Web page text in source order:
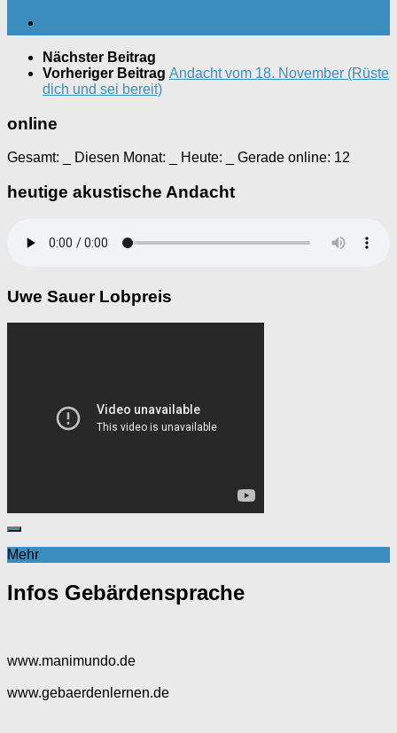
Nächster Beitrag
Vorheriger Beitrag Andacht vom 18. November (Rüste
dich und sei bereit)
online
Gesamt: Diesen Monat: Heute: Gerade online: 12
heutige akustische Andacht
Uwe Sauer Lobpreis
Mehr
Infos Gebärdensprache
www.manimundo.de
www.gebaerdenlernen.de